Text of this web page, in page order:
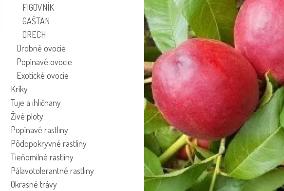
FIGOVNÍK
GAŠTAN
ORECH
Drobné ovocie
Popínavé ovocie
Exotické ovocie
Kríky
Tuje a ihličnany
Živé ploty
Popínavé rastliny
Pôdopokryvné rastliny
Tieňomilné rastliny
Pálavotolerantné rastliny
Okrasné trávy